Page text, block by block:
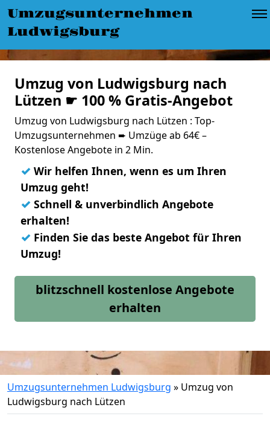
Umzugsunternehmen
Ludwigsburg
Umzug von Ludwigsburg nach
Lützen ☛ 100 % Gratis-Angebot
Umzug von Ludwigsburg nach Lützen : Top-
Umzugsunternehmen ➨ Umzüge ab 64€ –
Kostenlose Angebote in 2 Min.
✓ Wir helfen Ihnen, wenn es um Ihren
Umzug geht!
✓ Schnell & unverbindlich Angebote
erhalten!
✓ Finden Sie das beste Angebot für Ihren
Umzug!
blitzschnell kostenlose Angebote
erhalten
Umzugsunternehmen Ludwigsburg » Umzug von
Ludwigsburg nach Lützen